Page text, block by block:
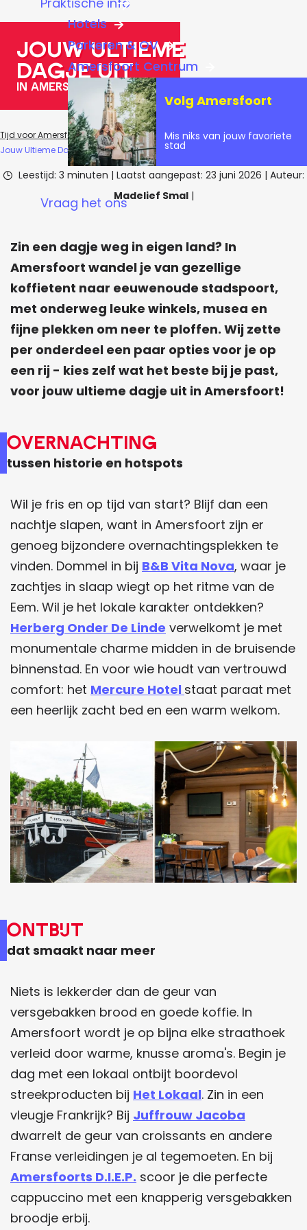
Hotels
Parkeren & OV
Amersfoort Centrum
Volg Amersfoort
Mis niks van jouw favoriete
stad
Vraag het ons
Jouw Ultieme
Dagje Uit
in Amersfoort
Tijd voor Amersfoort Blogs
Inspiratie & tips
Jouw Ultieme Dagje Uit
Leestijd: 3 minuten | Laatst aangepast: 23 juni 2026 | Auteur:
Madelief Smal |
Zin een dagje weg in eigen land? In
Amersfoort wandel je van gezellige
koffietent naar eeuwenoude stadspoort,
met onderweg leuke winkels, musea en
fijne plekken om neer te ploffen. Wij zette
per onderdeel een paar opties voor je op
een rij - kies zelf wat het beste bij je past,
voor jouw ultieme dagje uit in Amersfoort!
Overnachting
tussen historie en hotspots
Wil je fris en op tijd van start? Blijf dan een
nachtje slapen, want in Amersfoort zijn er
genoeg bijzondere overnachtingsplekken te
vinden. Dommel in bij B&B Vita Nova, waar je
zachtjes in slaap wiegt op het ritme van de
Eem. Wil je het lokale karakter ontdekken?
Herberg Onder De Linde verwelkomt je met
monumentale charme midden in de bruisende
binnenstad. En voor wie houdt van vertrouwd
comfort: het Mercure Hotel staat paraat met
een heerlijk zacht bed en een warm welkom.
Ontbijt
dat smaakt naar meer
Niets is lekkerder dan de geur van
versgebakken brood en goede koffie. In
Amersfoort wordt je op bijna elke straathoek
verleid door warme, knusse aroma's. Begin je
dag met een lokaal ontbijt boordevol
streekproducten bij Het Lokaal. Zin in een
vleugje Frankrijk? Bij Juffrouw Jacoba
dwarrelt de geur van croissants en andere
Franse verleidingen je al tegemoeten. En bij
Amersfoorts D.I.E.P. scoor je die perfecte
cappuccino met een knapperig versgebakken
broodje erbij.